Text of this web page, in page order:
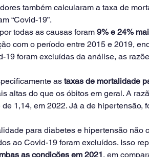
também calcularam a taxa de
“Covid-19”.
todas as causas foram 9% e 24%
com o período entre 2015 e 2019,
19 foram excluídas da análise, as
as taxas de mortalidade
altas do que os óbitos em geral. A
1,14, em 2022. Já a de hipertensão,
para diabetes e hipertensão não
ao Covid-19 foram excluídos. Isso
as condições em 2021, em